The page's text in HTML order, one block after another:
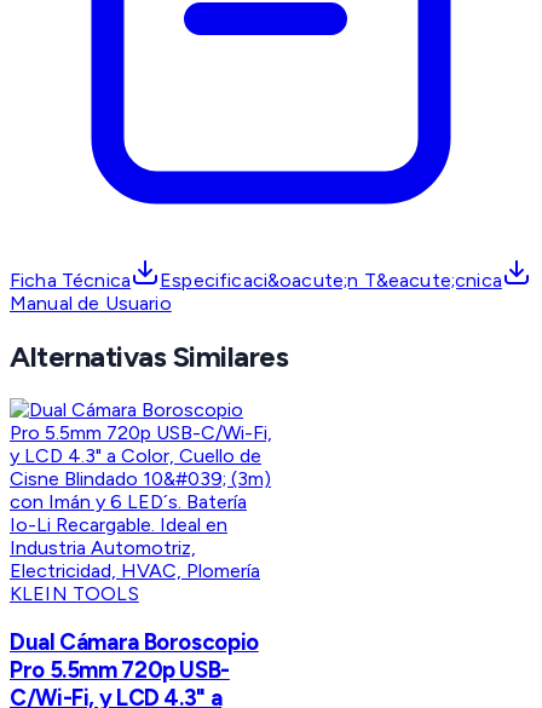
Ficha Técnica
Especificaci&oacute;n T&eacute;cnica
Manual de Usuario
Alternativas Similares
KLEIN TOOLS
Dual Cámara Boroscopio
Pro 5.5mm 720p USB-
C/Wi-Fi, y LCD 4.3" a